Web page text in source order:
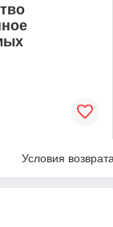
Условия